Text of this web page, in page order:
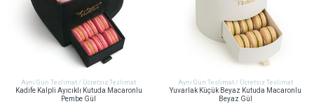
Aynı Gün Teslimat / Ücretsiz Teslimat
Kadife Kalpli Ayıcıklı Kutuda Macaronlu
Pembe Gül
Aynı Gün Teslimat / Ücretsiz Teslimat
Yuvarlak Küçük Beyaz Kutuda Macaronlu
Beyaz Gül